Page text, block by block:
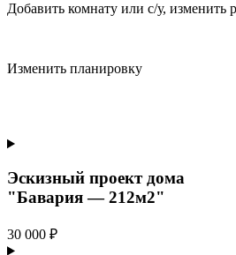
Добавить комнату или с/у, изменить
Изменить планировку
Эскизный проект дома
"Бавария — 212м2"
30 000 ₽